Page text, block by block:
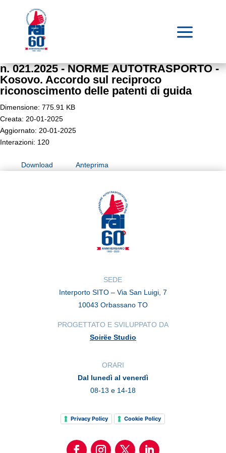
a
n. 021.2025 - NORME AUTOTRASPORTO -
Kosovo. Accordo sul reciproco
riconoscimento delle patenti di guida
Dimensione: 775.91 KB
Creata: 20-01-2025
Aggiornato: 20-01-2025
Interazioni: 120
Download Anteprima
SEDE
Interporto SITO – Via San Luigi, 7
10043 Orbassano TO
PROGETTATO E SVILUPPATO DA
Soirëe Studio
ORARI
Dal lunedì al venerdì
08-13 e 14-18
Privacy Policy Cookie Policy